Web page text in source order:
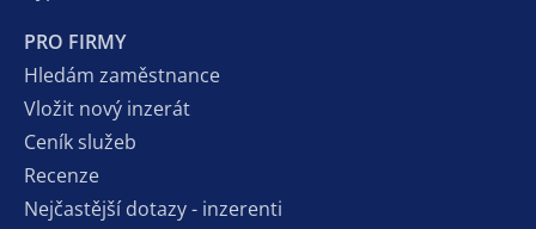
PRO FIRMY
Hledám zaměstnance
Vložit nový inzerát
Ceník služeb
Recenze
Nejčastější dotazy - inzerenti